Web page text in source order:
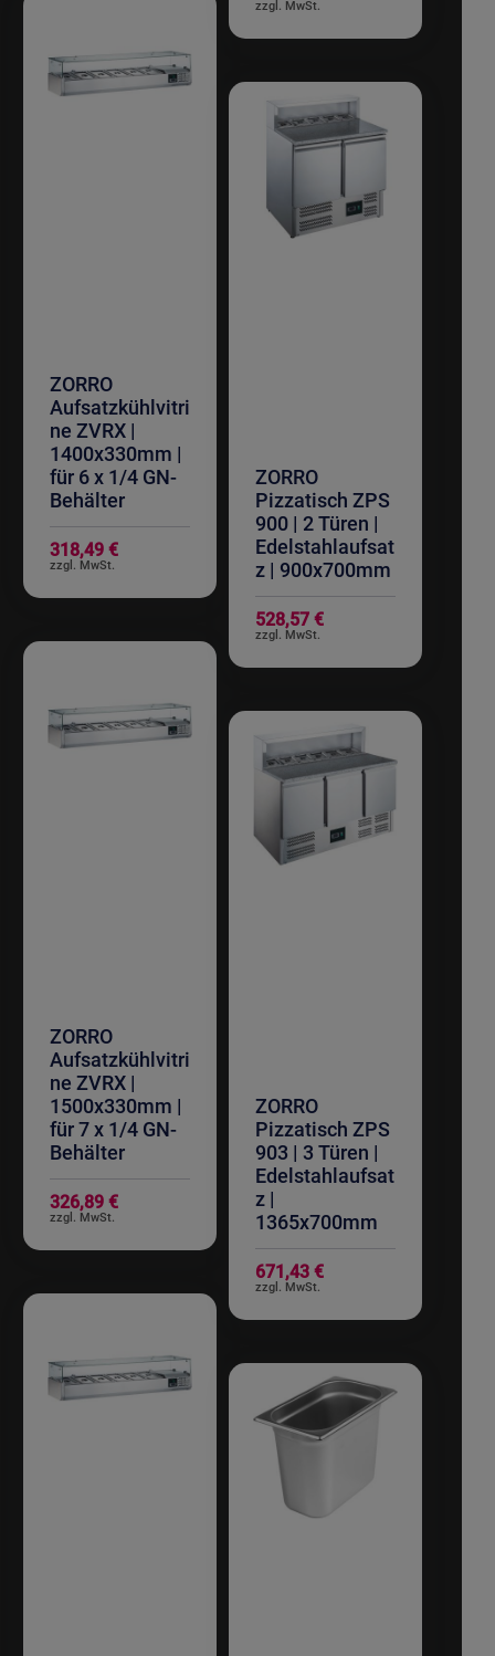
ZORRO
Aufsatzkühlvitri
ne ZVRX |
1400x330mm |
für 6 x 1/4 GN-
Behälter
318,49 €
ZORRO
Aufsatzkühlvitri
ne ZVRX |
1500x330mm |
für 7 x 1/4 GN-
Behälter
326,89 €
ZORRO
Pizzatisch ZPS
900 | 2 Türen |
Edelstahlaufsat
z | 900x700mm
528,57 €
ZORRO
Pizzatisch ZPS
903 | 3 Türen |
Edelstahlaufsat
z |
1365x700mm
671,43 €